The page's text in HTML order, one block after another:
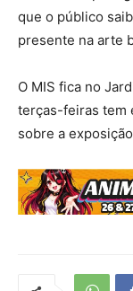
que o público
presente na arte
O MIS fica no
terças-feiras tem
sobre a